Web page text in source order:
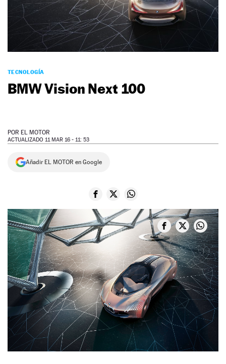
NEWSLETTER
TECNOLOGÍA
BMW Vision Next 100
POR EL MOTOR
ACTUALIZADO 11 MAR 16 - 11: 53
Añadir EL MOTOR en Google